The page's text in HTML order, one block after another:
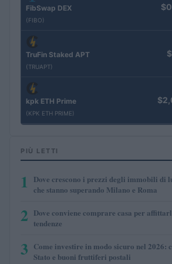
FibSwap DEX
(FIBO)
TruFin Staked APT
(TRUAPT)
kpk ETH Prime
(KPK ETH PRIME)
PIÙ LETTI
1
Dove crescono i prezzi degli immobili di
che stanno superando Milano e Roma
2 Dove conviene comprare casa per
tendenze
3 Come investire in modo sicuro nel 2026:
Stato e buoni fruttiferi postali